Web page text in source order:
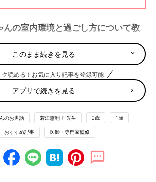
りますよね。「そもそも赤ちゃんの平熱は何度
ど、赤ちゃんの体温に関する疑問や気がかりに
江恵利子先生に聞きました。
の室内環境と過ごし方について教
わる時期は、天候が安定せず気温差も大きい
整に悩むママ・パパも多いようですが、基本
体感を目安にしてＯＫ。乾燥対策も同様で
ってきたからとお出かけの予定を詰め込ま
です。
ばむようならエアコンを使って
このまま続きを見る
ク読める！お気に入り記事を登録可能
アプリで続きを見る
のお世話 若江恵利子 先生 0歳 1歳
おすすめ記事 医師・専門家監修